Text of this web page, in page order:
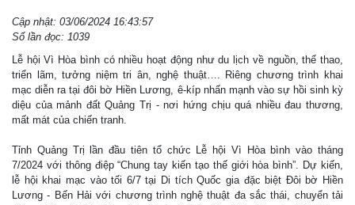
Cập nhật: 03/06/2024 16:43:57
Số lần đọc: 1039
Lễ hội Vì Hòa bình có nhiều hoạt động như du lịch về nguồn, thể thao,
triển lãm, tưởng niệm tri ân, nghệ thuật…. Riêng chương trình khai
mạc diễn ra tại đôi bờ Hiền Lương, ê-kíp nhấn mạnh vào sự hồi sinh kỳ
diệu của mảnh đất Quảng Trị - nơi hứng chịu quá nhiều đau thương,
mất mát của chiến tranh.
Tỉnh Quảng Trị lần đầu tiên tổ chức Lễ hội Vì Hòa bình vào tháng
7/2024 với thông điệp “Chung tay kiến tạo thế giới hòa bình”. Dự kiến,
lễ hội khai mạc vào tối 6/7 tại Di tích Quốc gia đặc biệt Đôi bờ Hiền
Lương - Bến Hải với chương trình nghệ thuật đa sắc thái, chuyển tải